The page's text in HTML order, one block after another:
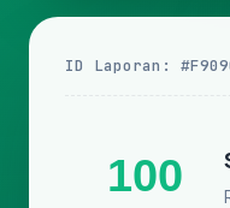
ID Laporan:
100